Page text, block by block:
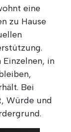
eine
zu Hause
in
Bei
Würde und